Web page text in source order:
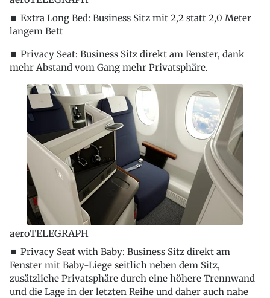
⏹ Extra Long Bed: Business Sitz mit 2,2 statt 2,0 Meter
langem Bett
⏹ Privacy Seat: Business Sitz direkt am Fenster, dank
mehr Abstand vom Gang mehr Privatsphäre.
aeroTELEGRAPH
⏹ Privacy Seat with Baby: Business Sitz direkt am
Fenster mit Baby-Liege seitlich neben dem Sitz,
zusätzliche Privatsphäre durch eine höhere Trennwand
und die Lage in der letzten Reihe und daher auch nahe